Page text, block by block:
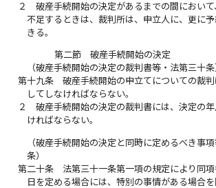
２
破産手続開始の決定があるまでの間におい
不足するときは、裁判所は、申立人に、更に
きる。
第二節 破産手続開始の決定
（破産手続開始の決定の裁判書等・法第三十条
第十九条
破産手続開始の申立てについての裁
してしなければならない。
２
破産手続開始の決定の裁判書には、決定の
ければならない。
（破産手続開始の決定と同時に定めるべき事
条）
第二十条
法第三十一条第一項の規定により同
日を定める場合には、特別の事情がある場合